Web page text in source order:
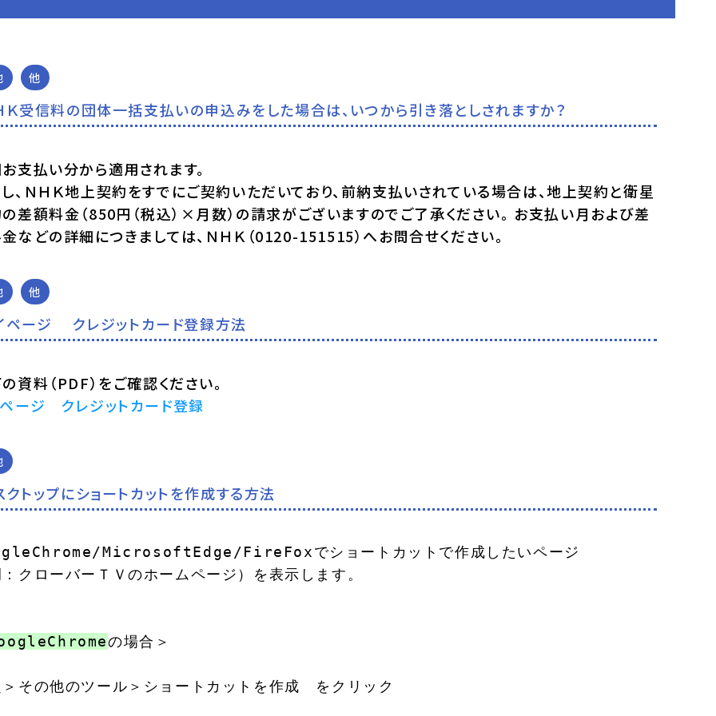
他
Ｋ受信料の団体一括支払いの申込みをした場合は、いつから引き落としされますか？
支払い分から適用されます。
、ＮＨＫ地上契約をすでにご契約いただいており、前納支払いされている場合は、地上契約と衛星
差額料金（850円（税込）×月数）の請求がございますのでご了承ください。 お支払い月および差
などの詳細につきましては、ＮＨＫ（0120-151515）へお問合せください。
他
ページ クレジットカード登録方法
資料（PDF）をご確認ください。
ージ クレジットカード登録
クトップにショートカットを作成する方法
MicrosoftEdge/FireFoxでショートカットで作成したいページ
クローバーＴＶのホームページ）を表示します。
の場合＞
その他のツール＞ショートカットを作成　をクリック